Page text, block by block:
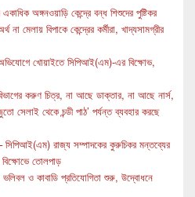
অঙ্গনওয়াড়ি কেন্দ্রে বন্ধ শিশুদের পুষ্টিকর
মেলায় বিপাকে কেন্দ্রের কর্মীরা, খাদ্যসামগ্রীর
খোয়াইতে সিপিআই(এম)-এর বিক্ষোভ,
করুণ চিত্র, না আছে ডাক্তার, না আছে নার্স,
সেলাই থেকে চন্ডী পাঠ’ পর্যন্ত ব্যবহার করছে
সিপিআই(এম) রাজ্য সম্পাদকের কুরুচিকর মন্তব্যের
বিক্ষোভে তোলপাড়
ভলিবল ও কাবাডি প্রতিযোগিতা শুরু, উদ্বোধনে